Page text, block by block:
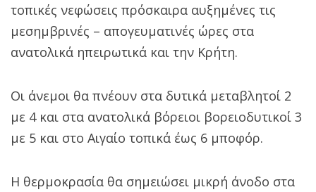
τοπικές νεφώσεις πρόσκαιρα αυξημένες τις
μεσημβρινές – απογευματινές ώρες στα
ανατολικά ηπειρωτικά και την Κρήτη.
Οι άνεμοι θα πνέουν στα δυτικά μεταβλητοί 2
με 4 και στα ανατολικά βόρειοι βορειοδυτικοί 3
με 5 και στο Αιγαίο τοπικά έως 6 μποφόρ.
Η θερμοκρασία θα σημειώσει μικρή άνοδο στα